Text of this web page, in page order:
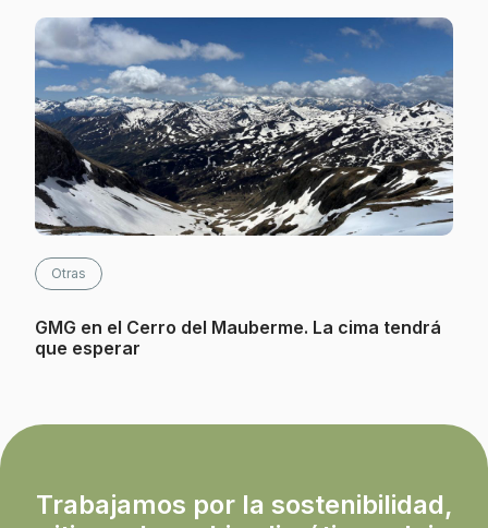
Otras
GMG en el Cerro del Mauberme. La cima tendrá
que esperar
Trabajamos por la sostenibilidad,